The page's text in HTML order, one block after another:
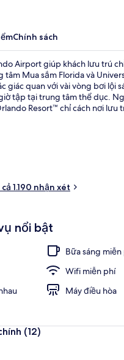
Chính sách
Airport giúp khách lưu trú
Mua sắm Florida và
giác quan với vài vòng bơi lội
tập tại trung tâm thể dục.
Resort™ chỉ cách nơi lưu
trong lòng du khách.
1.190 nhận xét
nổi bật
Bữa sáng miễn
Wifi miễn phí
Máy điều hòa
(12)